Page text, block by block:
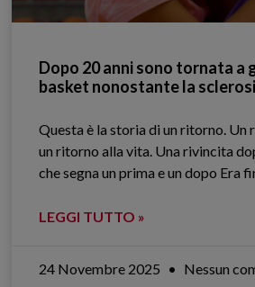
Dopo 20 anni sono tornata a
basket nonostante la
Questa è la storia di un ritorno. Un
un ritorno alla vita. Una rivincita
che segna un prima e un dopo Era
LEGGI TUTTO »
24 Novembre 2025 Nessun